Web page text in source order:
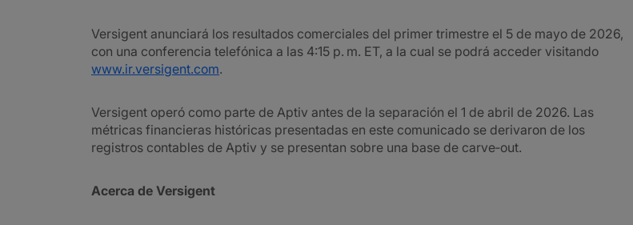
Versigent anunciará los resultados comerciales del primer trimestre el 5 de mayo de 2026,
con una conferencia telefónica a las 4:15 p. m. ET, a la cual se podrá acceder visitando
www.ir.versigent.com.
Versigent operó como parte de Aptiv antes de la separación el 1 de abril de 2026. Las
métricas financieras históricas presentadas en este comunicado se derivaron de los
registros contables de Aptiv y se presentan sobre una base de carve‑out.
Acerca de Versigent